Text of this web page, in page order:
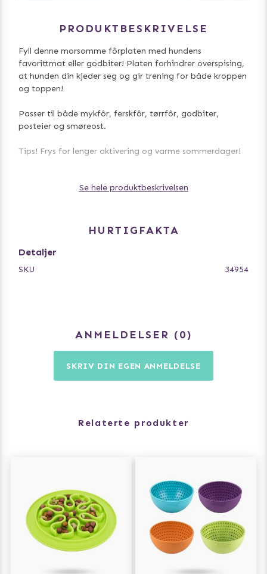
PRODUKTBESKRIVELSE
Fyll denne morsomme fôrplaten med hundens
favorittmat eller godbiter! Platen forhindrer overspising,
at hunden din kjeder seg og gir trening for både kroppen
og toppen!
Passer til både mykfôr, ferskfôr, tørrfôr, godbiter,
posteier og smøreost.
Tips! Frys for lenger aktivering og varme sommerdager!
- Egnet for både våt- og tørrfôr
Se hele produktbeskrivelsen
HURTIGFAKTA
Detaljer
SKU 34954
ANMELDELSER 0
SKRIV DIN EGEN ANMELDELSE
Relaterte produkter